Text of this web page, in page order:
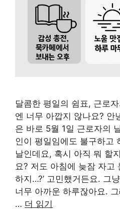
달콤한 평일의 쉼표, 근로
엔 너무 아깝지 않나요? 안
은 바로 5월 1일 근로자의
인이 평일임에도 불구하고
날인데요, 혹시 아직 뭐 할
요? 저도 아침에 늦잠 자고
하지…?’ 고민했거든요. 그
너무 아까운 하루잖아요.
… 더 읽기